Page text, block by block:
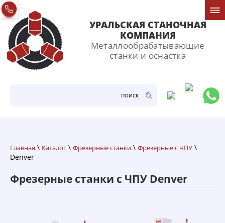
УРАЛЬСКАЯ СТАНОЧНАЯ
КОМПАНИЯ
Металлообрабатывающие
станки и оснастка
ПОИСК
Главная \ Каталог \ Фрезерные станки \ Фрезерные с ЧПУ \
Denver
Фрезерные станки с ЧПУ Denver